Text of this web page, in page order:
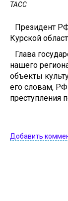
ТАСС
Президент
Курской
Глава
нашего
объекты
его словам,
преступления
Добавить